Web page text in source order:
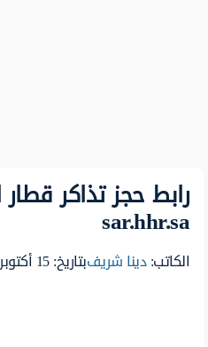
رابط حجز تذاكر
sar.hhr.sa
الكاتب:دينا شريفبتاريخ: 15 أكتوبر 2024 , 12:11